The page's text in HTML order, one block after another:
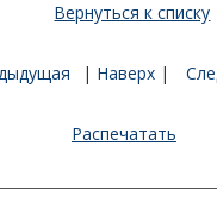
Вернуться к списку
| Наверх |
Распечатать